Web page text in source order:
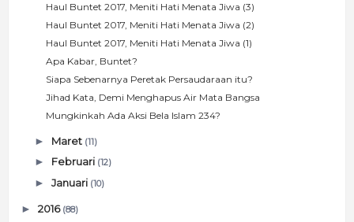
Haul Buntet 2017, Meniti Hati Menata Jiwa (3)
Haul Buntet 2017, Meniti Hati Menata Jiwa (2)
Haul Buntet 2017, Meniti Hati Menata Jiwa (1)
Apa Kabar, Buntet?
Siapa Sebenarnya Peretak Persaudaraan itu?
Jihad Kata, Demi Menghapus Air Mata Bangsa
Mungkinkah Ada Aksi Bela Islam 234?
► Maret (11)
► Februari (12)
► Januari (10)
► 2016 (88)